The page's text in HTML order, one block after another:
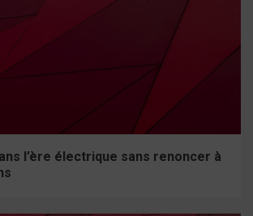
l’ère électrique sans renoncer à